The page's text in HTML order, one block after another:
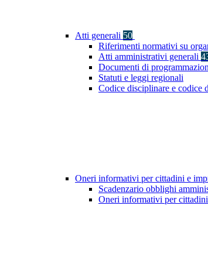
Atti generali 50
Riferimenti normativi su
Atti amministrativi generali
Documenti di
Statuti e leggi regionali
Codice disciplinare e codice
Oneri informativi per cittadini e
Scadenzario obblighi
Oneri informativi per